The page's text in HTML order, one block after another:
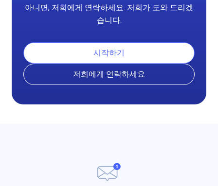
아니면, 저희에게 연락하세요. 저희가 도와 드리겠
습니다.
시작하기
저희에게 연락하세요